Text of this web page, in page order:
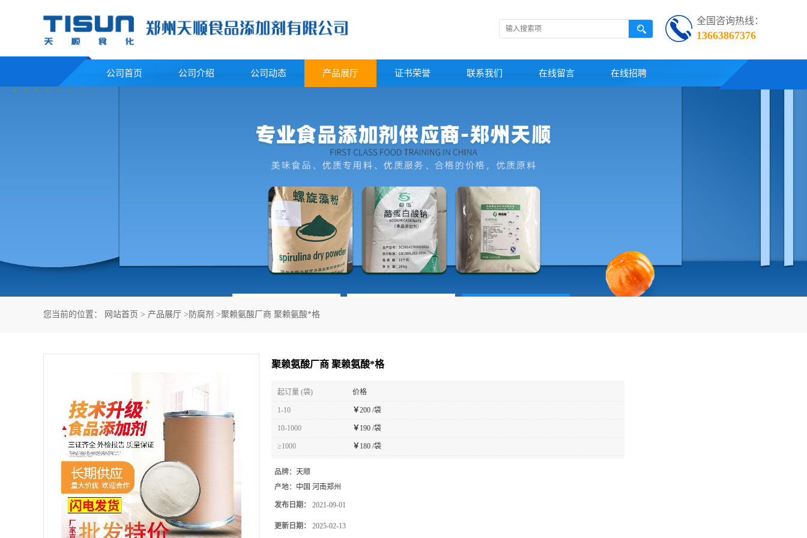
全国咨询热线：
13663867376
公司首页 公司介绍 公司动态 产品展厅 证书荣誉 联系我们 在线留言 在线招聘
您当前的位置： 网站首页 > 产品展厅 > 防腐剂 >聚赖氨酸厂商 聚赖氨酸*格
聚赖氨酸厂商 聚赖氨酸*格
起订量 (袋) 价格
1-10 ￥200 /袋
10-1000 ￥ 190 /袋
≥1000 ￥ 180 /袋
品牌： 天顺
产地： 中国 河南郑州
发布日期： 2021-09-01
更新日期： 2025-02-13